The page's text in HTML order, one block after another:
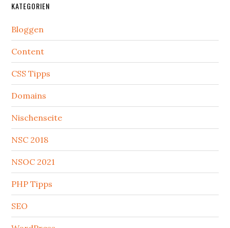
KATEGORIEN
Bloggen
Content
CSS Tipps
Domains
Nischenseite
NSC 2018
NSOC 2021
PHP Tipps
SEO